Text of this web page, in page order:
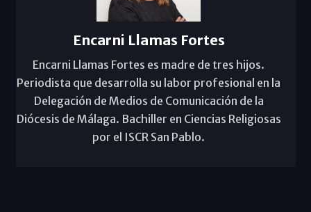
Encarni Llamas Fortes
Encarni Llamas Fortes es madre de tres hijos.
Periodista que desarrolla su labor profesional en la
Delegación de Medios de Comunicación de la
Diócesis de Málaga. Bachiller en Ciencias Religiosas
por el ISCR San Pablo.